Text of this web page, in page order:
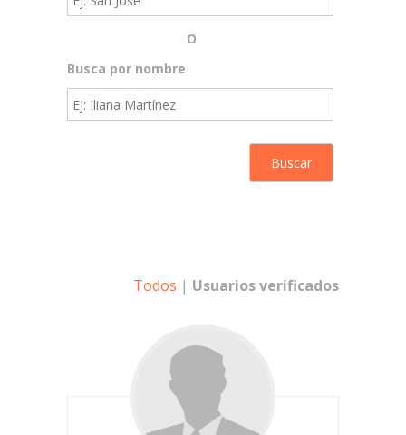
O
Busca por nombre
Todos | Usuarios verificados